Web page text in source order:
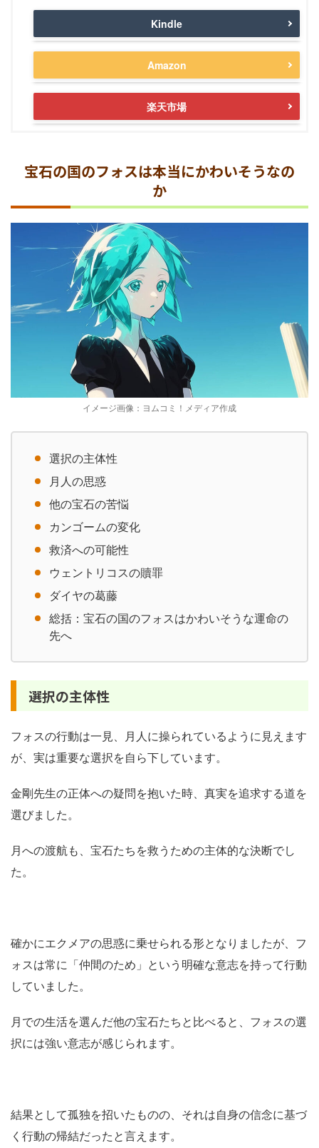
Kindle
Amazon
楽天市場
宝石の国のフォスは本当にかわいそうなの
か
イメージ画像：ヨムコミ！メディア作成
選択の主体性
月人の思惑
他の宝石の苦悩
カンゴームの変化
救済への可能性
ウェントリコスの贖罪
ダイヤの葛藤
総括：宝石の国のフォスはかわいそうな運命の
先へ
選択の主体性
フォスの行動は一見、月人に操られているように見えます
が、実は重要な選択を自ら下しています。
金剛先生の正体への疑問を抱いた時、真実を追求する道を
選びました。
月への渡航も、宝石たちを救うための主体的な決断でし
た。
確かにエクメアの思惑に乗せられる形となりましたが、フ
ォスは常に「仲間のため」という明確な意志を持って行動
していました。
月での生活を選んだ他の宝石たちと比べると、フォスの選
択には強い意志が感じられます。
結果として孤独を招いたものの、それは自身の信念に基づ
く行動の帰結だったと言えます。